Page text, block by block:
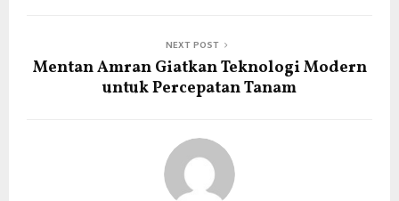
NEXT POST
Mentan Amran Giatkan Teknologi Modern
untuk Percepatan Tanam